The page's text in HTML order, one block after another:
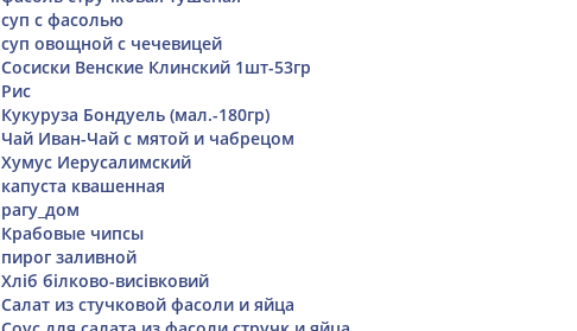
суп с фасолью
суп овощной с чечевицей
Сосиски Венские Клинский 1шт-53гр
Рис
Кукуруза Бондуель (мал.-180гр)
Чай Иван-Чай с мятой и чабрецом
Хумус Иерусалимский
капуста квашенная
рагу_дом
Крабовые чипсы
пирог заливной
Хліб білково-висівковий
Салат из стучковой фасоли и яйца